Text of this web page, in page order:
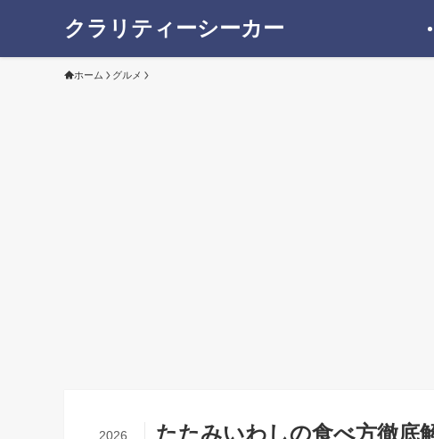
クラリティーシーカー
ホーム グルメ
たたみいわしの食べ方徹底
2026